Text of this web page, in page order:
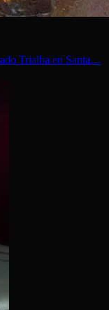
Trialba en Santa…